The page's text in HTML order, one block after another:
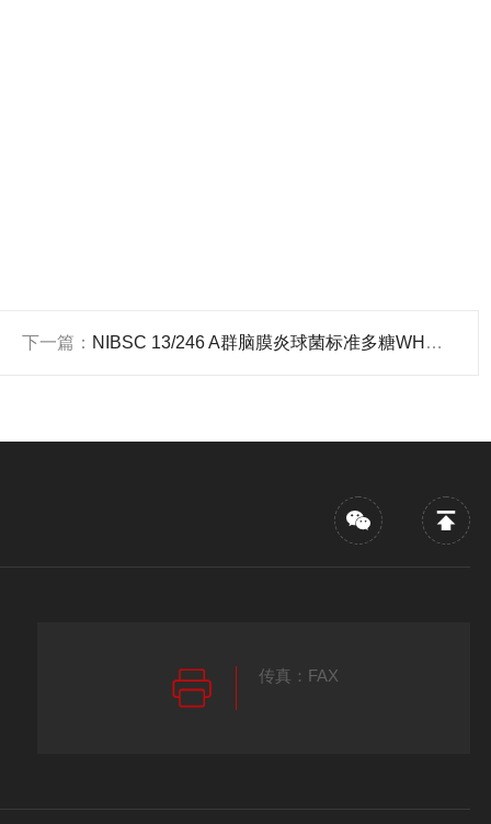
下一篇： NIBSC 13/246 A群脑膜炎球菌标准多糖WHO国际标准品简介
传真：FAX